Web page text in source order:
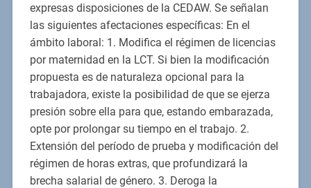
expresas disposiciones de la CEDAW. Se señalan
las siguientes afectaciones específicas: En el
ámbito laboral: 1. Modifica el régimen de licencias
por maternidad en la LCT. Si bien la modificación
propuesta es de naturaleza opcional para la
trabajadora, existe la posibilidad de que se ejerza
presión sobre ella para que, estando embarazada,
opte por prolongar su tiempo en el trabajo. 2.
Extensión del período de prueba y modificación del
régimen de horas extras, que profundizará la
brecha salarial de género. 3. Deroga la